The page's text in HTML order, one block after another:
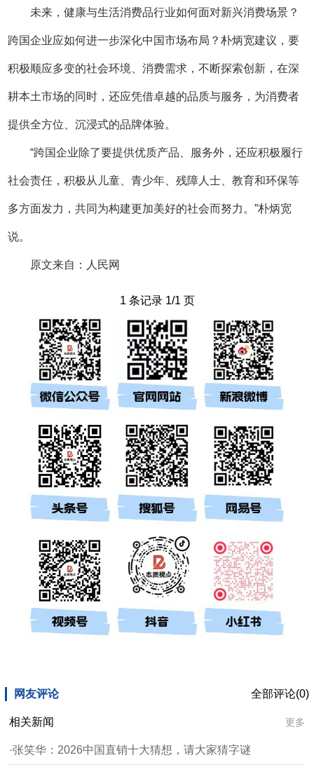
未来，健康与生活消费品行业如何面对新兴消费场景？
跨国企业应如何进一步深化中国市场布局？朴炳宽建议，要
积极顺应多变的社会环境、消费需求，不断探索创新，在深
耕本土市场的同时，还应凭借卓越的品质与服务，为消费者
提供全方位、沉浸式的品牌体验。
“跨国企业除了要提供优质产品、服务外，还应积极履行
社会责任，积极从儿童、青少年、残障人士、教育和环保等
多方面发力，共同为构建更加美好的社会而努力。”朴炳宽
说。
原文来自：人民网
1 条记录 1/1 页
网友评论 全部评论(0)
相关新闻 更多
·张笑华：2026中国直销十大猜想，请大家猜字谜